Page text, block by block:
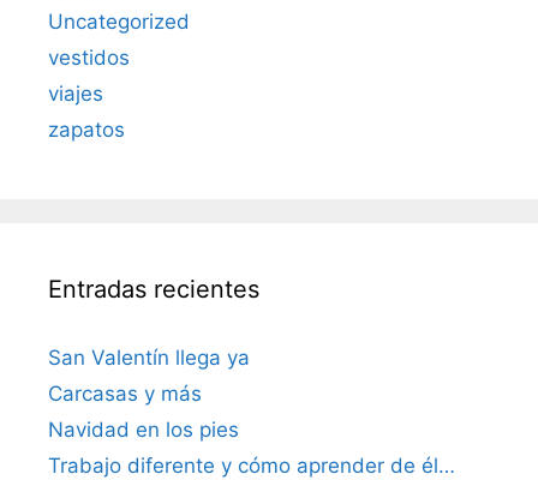
Uncategorized
vestidos
viajes
zapatos
Entradas recientes
San Valentín llega ya
Carcasas y más
Navidad en los pies
Trabajo diferente y cómo aprender de él…